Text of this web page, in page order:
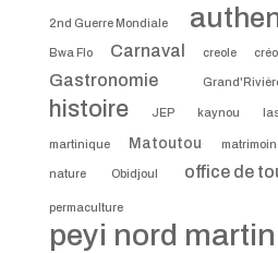
2nd Guerre Mondiale
Bwa Flo Carnaval creole
Gastronomie
histoire JEP kaynou
martinique Matoutou
nature Obidjoul office de
permaculture
peyi nord